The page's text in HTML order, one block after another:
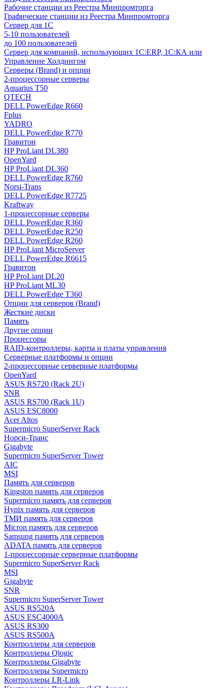
Рабочие станции из Реестра Минпромторга
Графические станции из Реестра Минпромторга
Сервер для 1С
5-10 пользователей
до 100 пользователей
Сервер для компаний, использующих 1C:ERP, 1С:КА или
Управление Холдингом
Серверы (Brand) и опции
2-процессорные серверы
Aquarius T50
QTECH
DELL PowerEdge R660
Fplus
YADRO
DELL PowerEdge R770
Гравитон
HP ProLiant DL380
OpenYard
HP ProLiant DL360
DELL PowerEdge R760
Norsi-Trans
DELL PowerEdge R7725
Kraftway
1-процессорные серверы
DELL PowerEdge R360
DELL PowerEdge R250
DELL PowerEdge R260
HP ProLiant MicroServer
DELL PowerEdge R6615
Гравитон
HP ProLiant DL20
HP ProLiant ML30
DELL PowerEdge T360
Опции для серверов (Brand)
Жесткие диски
Память
Другие опции
Процессоры
RAID-контроллеры, карты и платы управления
Серверные платформы и опции
2-процессорные серверные платформы
OpenYard
ASUS RS720 (Rack 2U)
SNR
ASUS RS700 (Rack 1U)
ASUS ESC8000
Acer Altos
Supermicro SuperServer Rack
Норси-Транс
Gigabyte
Supermicro SuperServer Tower
AIC
MSI
Память для серверов
Kingston память для серверов
Supermicro память для серверов
Hynix память для серверов
ТМИ память для серверов
Micron память для серверов
Samsung память для серверов
ADATA память для серверов
1-процессорные серверные платформы
Supermicro SuperServer Rack
MSI
Gigabyte
SNR
Supermicro SuperServer Tower
ASUS RS520A
ASUS ESC4000A
ASUS RS300
ASUS RS500A
Контроллеры для серверов
Контроллеры Qlogic
Контроллеры Gigabyte
Контроллеры Supermicro
Контроллеры LR-Link